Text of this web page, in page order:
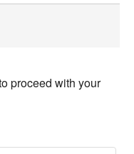
proceed with your